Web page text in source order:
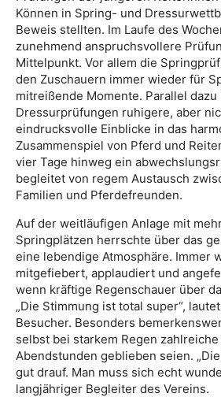
Können in Spring- und
Beweis stellten. Im Laufe des
zunehmend anspruchsvollere
Mittelpunkt. Vor allem die
den Zuschauern immer wieder für
mitreißende Momente. Parallel dazu
Dressurprüfungen ruhigere, aber
eindrucksvolle Einblicke in das
Zusammenspiel von Pferd und
vier Tage hinweg ein
begleitet von regem Austausch
Familien und Pferdefreunden.
Auf der weitläufigen Anlage mit
Springplätzen herrschte über das
eine lebendige Atmosphäre. Immer
mitgefiebert, applaudiert und
wenn kräftige Regenschauer über
„Die Stimmung ist total super“,
Besucher. Besonders
selbst bei starkem Regen
Abendstunden geblieben seien.
gut drauf. Man muss sich echt
langjähriger Begleiter des Vereins.